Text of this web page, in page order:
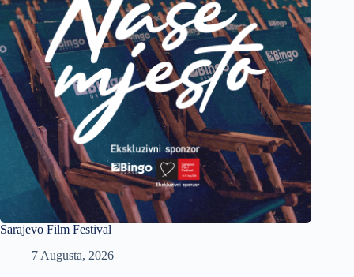
Sarajevo Film Festival
7 Augusta, 2026